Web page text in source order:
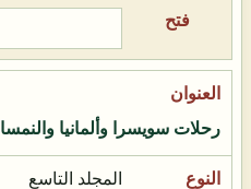
رحلات سويسرا وألمانيا والنمسا
المجلد التاسع